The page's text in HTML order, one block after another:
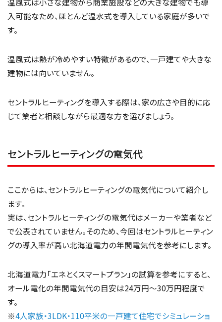
入可能なため、ほとんど温水式を導入している家庭が多いで
す。
温風式は熱が冷めやすい特徴があるので、一戸建てや大きな
建物には向いていません。
セントラルヒーティングを導入する際は、家の広さや目的に応
じて業者と相談しながら最適な方を選びましょう。
セントラルヒーティングの電気代
ここからは、セントラルヒーティングの電気代について紹介し
ます。
実は、セントラルヒーティングの電気代はメーカーや業者など
で公表されていません。そのため、今回はセントラルヒーティン
グの導入率が高い北海道電力の年間電気代を参考にします。
北海道電力「エネとくスマートプラン」の試算を参考にすると、
オール電化の年間電気代の目安は24万円～30万円程度で
す。
※4人家族・3LDK・110平米の一戸建て住宅でシミュレーショ